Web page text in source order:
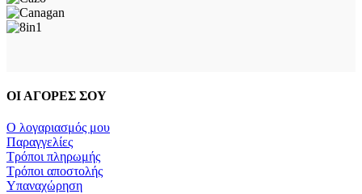
ΟΙ ΑΓΟΡΕΣ ΣΟΥ
Ο λογαριασμός μου
Παραγγελίες
Τρόποι πληρωμής
Τρόποι αποστολής
Υπαναχώρηση